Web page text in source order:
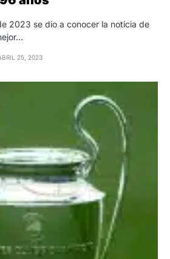
2023 se dio a conocer la noticia de
25, 2023